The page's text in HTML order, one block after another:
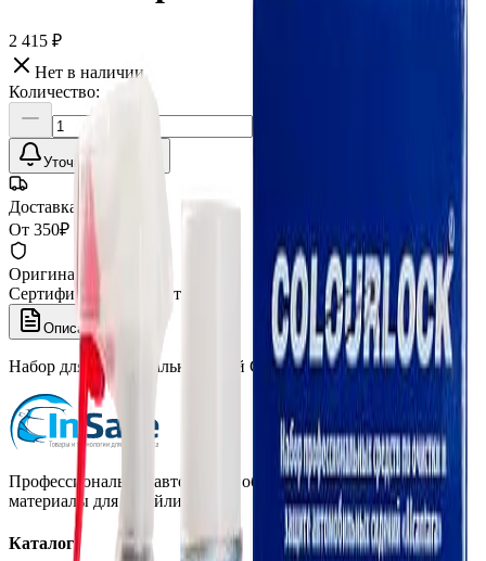
2 415 ₽
Нет в наличии
Количество:
Уточнить наличие
Доставка СДЭК
От 350₽ по России
Оригинал 100%
Сертифицированный товар
Описание
Набор для ухода за алькантарой Colourlock
Профессиональная автохимия, оборудование и расходные
материалы для детейлинга.
Каталог